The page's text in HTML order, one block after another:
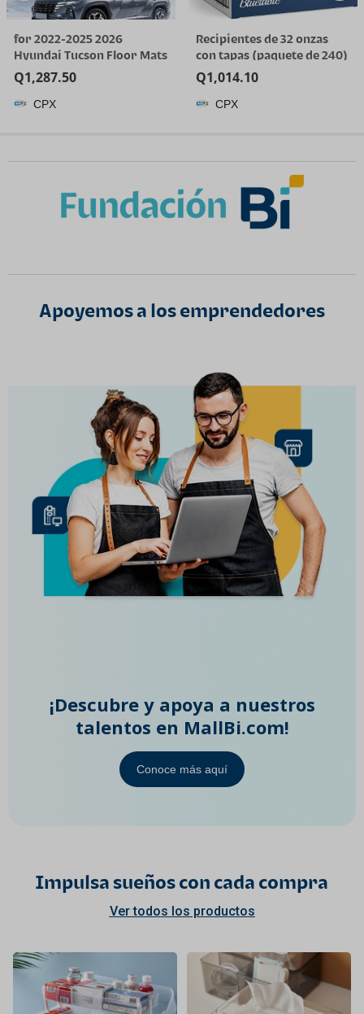
for 2022-2025 2026
Hyundai Tucson Floor Mats
(Gas Models Only) | All-
Weather TPE Car Mats &
Cargo Liner, Custom Fit for
Q1,287.50
CPX
Recipientes de 32 onzas
con tapas (paquete de 240)
a granel – Recipiente de
plástico de cuarto de galón
con tapa, desechable, 32
Q1,014.10
CPX
Apoyemos a los emprendedores​
¡Descubre y apoya a nuestros
talentos en MallBi.com!
Conoce más aquí
Impulsa sueños con cada compra
Ver todos los productos